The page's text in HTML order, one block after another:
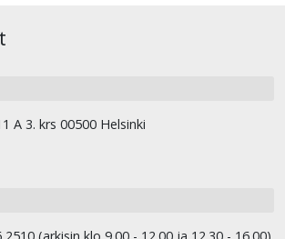
A 3. krs 00500 Helsinki